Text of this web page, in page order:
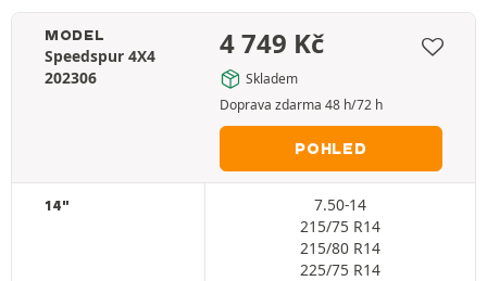
MODEL
Speedspur 4X4
202306
4 749 Kč
Skladem
Doprava zdarma 48 h/72 h
POHLED
14"
7.50-14
215/75 R14
215/80 R14
225/75 R14